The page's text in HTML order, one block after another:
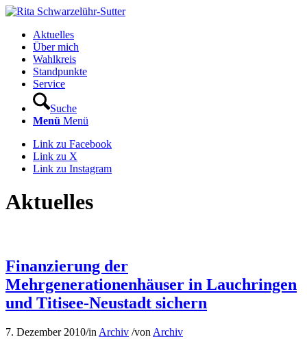
Aktuelles
Über mich
Wahlkreis
Standpunkte
Service
Suche
Menü Menü
Link zu Facebook
Link zu X
Link zu Instagram
Aktuelles
Finanzierung der
Mehrgenerationenhäuser in Lauchringen
und Titisee-Neustadt sichern
7. Dezember 2010/in Archiv /von Archiv